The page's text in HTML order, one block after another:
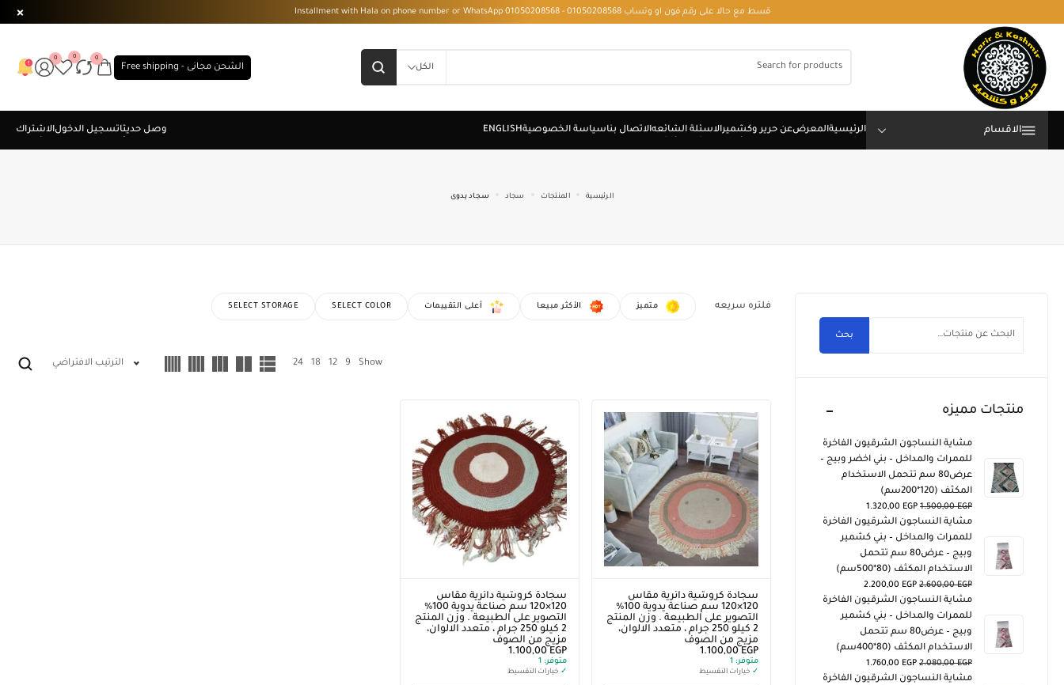
قسط مع حالا على رقم فون او وتساب 01050208568 - Installment with Hala on phone number or WhatsApp 01050208568
الكل الشحن مجانى - Free shipping
0
0
0
الاقسام
الرئيسية المنتجات سجاد سجاد يدوى
بحث
منتجات مميزه
مشاية النساجون الشرقيون الفاخرة
للممرات والمداخل – بني اخضر وبيج –
عرض80 سم تتحمل الاستخدام
المكثف (120*200سم)
1.500,00EGP
1.320,00 EGP
مشاية النساجون الشرقيون الفاخرة
للممرات والمداخل – بني كشمير
وبيج – عرض80 سم تتحمل
الاستخدام المكثف (80*500سم)
2.600,00EGP
2.200,00 EGP
مشاية النساجون الشرقيون الفاخرة
للممرات والمداخل – بني كشمير
وبيج – عرض80 سم تتحمل
الاستخدام المكثف (80*400سم)
2.080,00EGP
1.760,00 EGP
مشاية النساجون الشرقيون الفاخرة
فلتره سريعه متميز الأكثر مبيعا أعلى التقييمات SELECT COLOR
SELECT STORAGE
Show
9
12
18
24 الترتيب الافتراضي
سجادة كروشية دائرية مقاس
120×120 سم صناعة يدوية 100%
التصوير على الطبيعة . وزن المنتج
2 كيلو 250 جرام ، متعدد الالوان،
مزيج من الصوف
1.100,00 EGP
متوفر:
✓ خيارات التقسيط
سجادة كروشية دائرية مقاس
120×120 سم صناعة يدوية 100%
التصوير على الطبيعة . وزن المنتج
2 كيلو 250 جرام ، متعدد الالوان،
مزيج من الصوف
1.100,00 EGP
متوفر: 1
✓ خيارات التقسيط